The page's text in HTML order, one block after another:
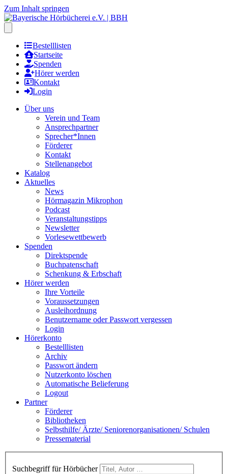
Zum Inhalt springen
Bestelllisten
Startseite
Spenden
Hörer werden
Kontakt
Login
Über uns
Verein und Team
Ansprechpartner
Sprecher*Innen
Förderer
Kontakt
Stellenangebot
Katalog
Aktuelles
News
Hörmagazin Mikrophon
Podcast
Veranstaltungstipps
Newsletter
Vorlesewettbewerb
Spenden
Direktspende
Buchpatenschaft
Schenkung & Erbschaft
Hörer werden
Ihre Vorteile
Voraussetzungen
Ausleihordnung
Benutzername oder Passwort vergessen
Login
Hörerkonto
Bestelllisten
Archiv
Passwort ändern
Nutzerkonto löschen
Automatische Belieferung
Logout
Partner
Förderer
Bibliotheken
Selbsthilfe/ Ärzte/ Seniorenorganisationen/ Schulen
Pressematerial
Suchbegriff für Hörbücher